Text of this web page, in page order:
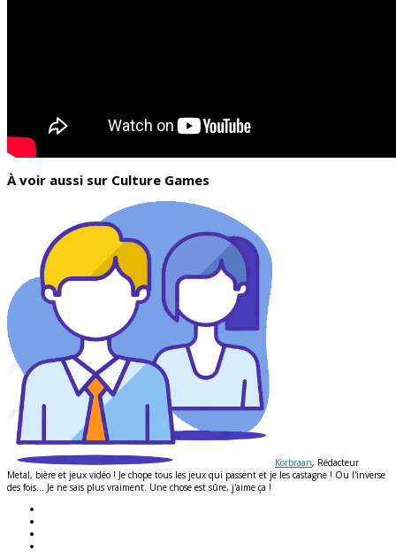
À voir aussi sur Culture Games
Korbraan, Rédacteur
Metal, bière et jeux vidéo ! Je chope tous les jeux qui passent et je les castagne ! Ou l'inverse
des fois... Je ne sais plus vraiment. Une chose est sûre, j'aime ça !